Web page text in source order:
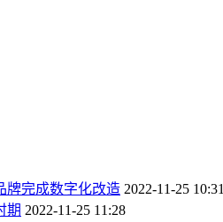
牌完成数字化改造 2022-11-25 10:31
期 2022-11-25 11:28